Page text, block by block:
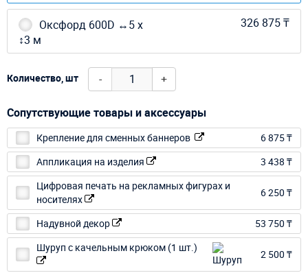
Оксфорд 600D ↔5 х
↕3 м
326 875 ₸
Количество, шт - +
Сопутствующие товары и аксессуары
Крепление для сменных баннеров
6 875 ₸
Аппликация на изделия
3 438 ₸
Цифровая печать на рекламных фигурах и
носителях
6 250 ₸
Надувной декор
53 750 ₸
Шуруп с качельным крюком (1 шт.)
2 500 ₸